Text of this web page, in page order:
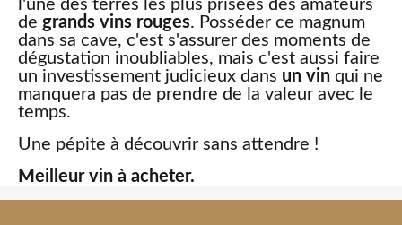
l'une des terres les plus prisées des amateurs
de grands vins rouges. Posséder ce magnum
dans sa cave, c'est s'assurer des moments de
dégustation inoubliables, mais c'est aussi faire
un investissement judicieux dans un vin qui ne
manquera pas de prendre de la valeur avec le
temps.
Une pépite à découvrir sans attendre !
Meilleur vin à acheter.